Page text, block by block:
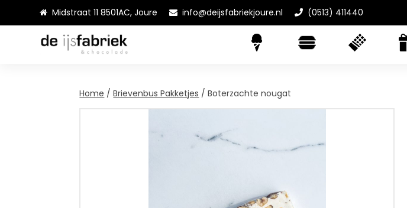
Midstraat 11 8501AC, Joure info@deijsfabriekjoure.nl (0513) 411440
Home /Brievenbus Pakketjes / Boterzachte nougat